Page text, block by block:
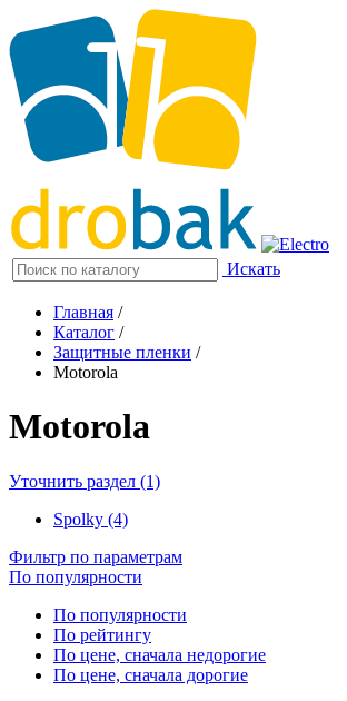
Искать
Главная /
Каталог /
Защитные пленки /
Motorola
Motorola
Уточнить раздел (1)
Spolky (4)
Фильтр по параметрам
По популярности
По популярности
По рейтингу
По цене, сначала недорогие
По цене, сначала дорогие